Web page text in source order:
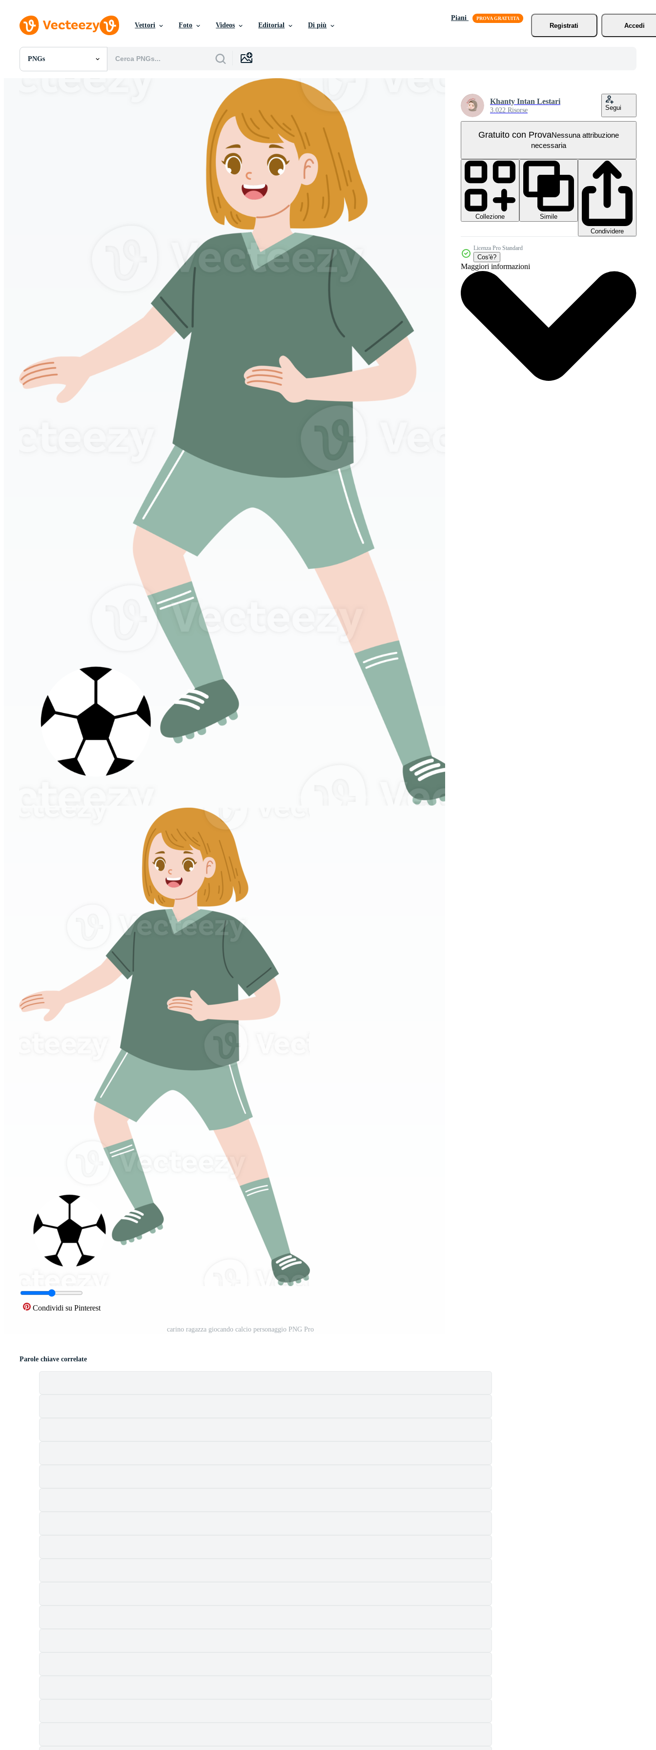
Vettori Foto Videos Editorial Di più
Piani
Registrati
Accedi
PNGs
Tutte Immagini
Condividi su Pinterest
carino ragazza giocando calcio personaggio PNG Pro
Khanty Intan Lestari
3.022 Risorse Segui
Gratuito con ProvaNessuna attribuzione
necessaria
Collezione
Simile
Condividere
Licenza Pro Standard
Cos'è?
Maggiori informazioni
Parole chiave correlate